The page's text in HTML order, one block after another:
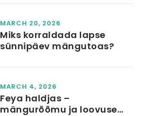
MARCH 20, 2026
Miks korraldada lapse
sünnipäev mängutoas?
MARCH 4, 2026
Feya haldjas –
mängurõõmu ja loovuse